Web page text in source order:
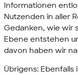
Informationen
Nutzenden in aller
Gedanken, wie wir
Ebene entstehen
davon haben wir
Übrigens: